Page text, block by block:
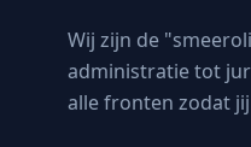
Wij zijn de
administratie tot
alle fronten zodat